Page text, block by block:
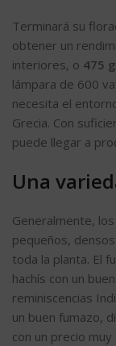
Terminará su
obtener un
interiores, o 475
lámpara de 600
necesita el
Grecia. Con
puede llegar a
Una
Generalmente,
pequeños,
toda la planta. El
hachís con un
reminiscencias
un buen fumazo,
con un precio muy